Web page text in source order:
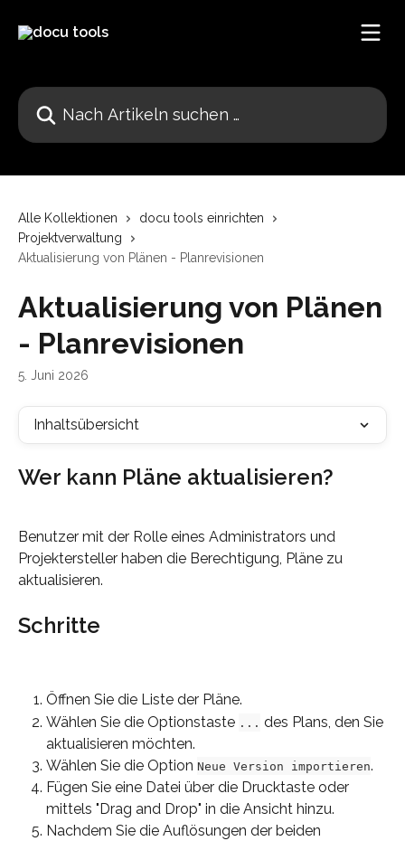
Nach Artikeln suchen …
Alle Kollektionen
docu tools einrichten
Projektverwaltung
Aktualisierung von Plänen - Planrevisionen
Aktualisierung von Plänen
- Planrevisionen
5. Juni 2026
Inhaltsübersicht
Wer kann Pläne aktualisieren?
Benutzer mit der Rolle eines Administrators und
Projektersteller haben die Berechtigung, Pläne zu
aktualisieren.
Schritte
Öffnen Sie die Liste der Pläne.
Wählen Sie die Optionstaste ... des Plans, den Sie
aktualisieren möchten.
Wählen Sie die Option Neue Version importieren.
Fügen Sie eine Datei über die Drucktaste oder
mittels "Drag and Drop" in die Ansicht hinzu.
Nachdem Sie die Auflösungen der beiden